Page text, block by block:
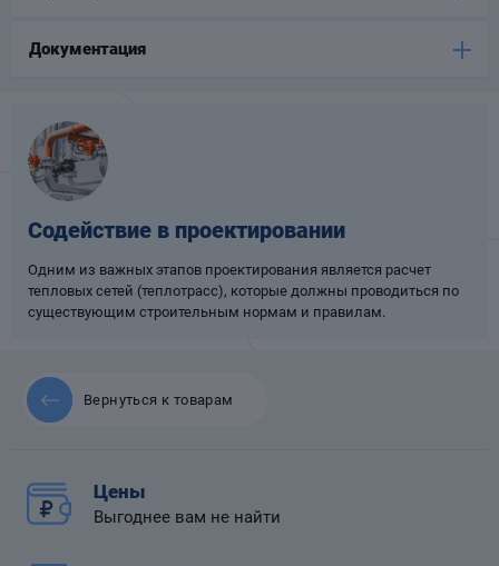
Документация
Содействие в проектировании
Одним из важных этапов проектирования является расчет
тепловых сетей (теплотрасс), которые должны проводиться по
существующим строительным нормам и правилам.
Вернуться к товарам
Цены
Выгоднее вам не найти
Хомуты для труб